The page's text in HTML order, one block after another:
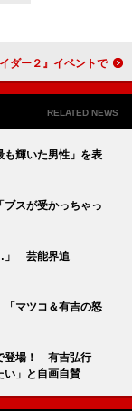
刈りはよくない」 映画『ゴーストライダー２』イベントで
RELATED NEWS
輝いた男性」を表
スが受かっちゃっ
」 芸能界追
マツコ＆有吉の怒
登場！ 有吉弘行
い」と自画自賛